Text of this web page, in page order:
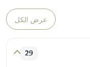
عرض الكل
29